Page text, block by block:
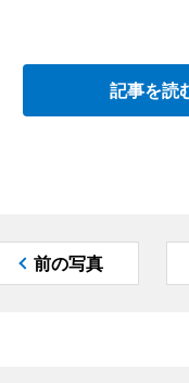
記事を読
前の写真